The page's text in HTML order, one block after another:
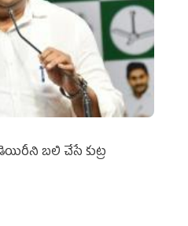
బలి చేసే కుట్ర‌